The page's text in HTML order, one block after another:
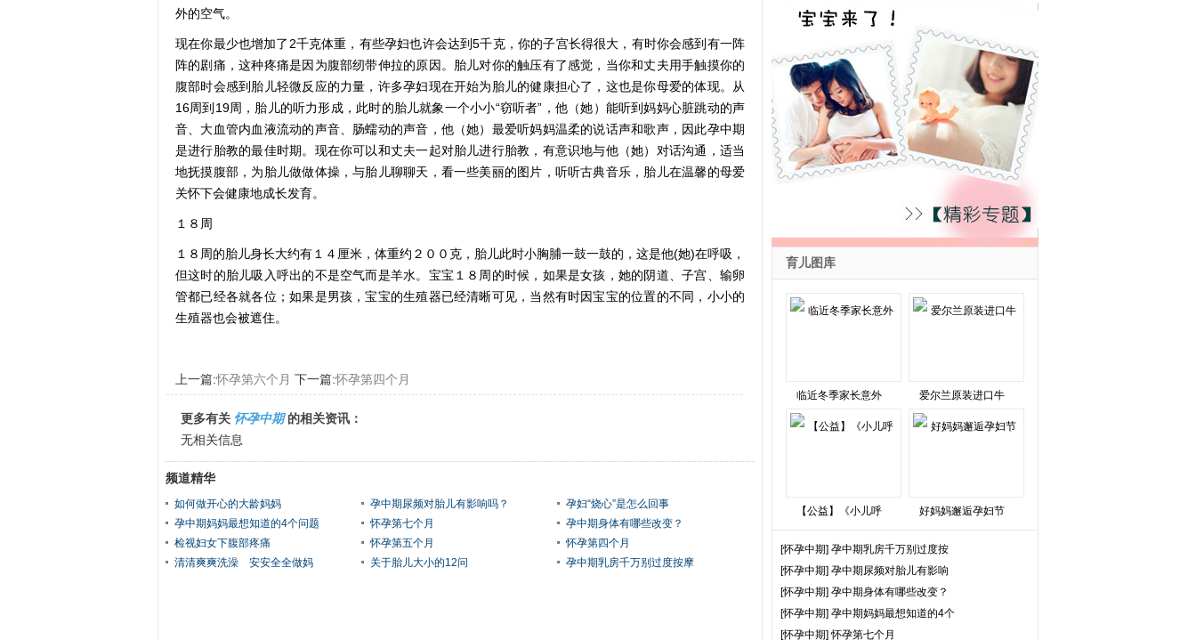
外的空气。
现在你最少也增加了2千克体重，有些孕妇也许会达到5千克，你的子宫长得很大，有时你会感到有一阵
阵的剧痛，这种疼痛是因为腹部纫带伸拉的原因。胎儿对你的触压有了感觉，当你和丈夫用手触摸你的
腹部时会感到胎儿轻微反应的力量，许多孕妇现在开始为胎儿的健康担心了，这也是你母爱的体现。从
16周到19周，胎儿的听力形成，此时的胎儿就象一个小小“窃听者”，他（她）能听到妈妈心脏跳动的声
音、大血管内血液流动的声音、肠蠕动的声音，他（她）最爱听妈妈温柔的说话声和歌声，因此孕中期
是进行胎教的最佳时期。现在你可以和丈夫一起对胎儿进行胎教，有意识地与他（她）对话沟通，适当
地抚摸腹部，为胎儿做做体操，与胎儿聊聊天，看一些美丽的图片，听听古典音乐，胎儿在温馨的母爱
关怀下会健康地成长发育。
１８周
１８周的胎儿身长大约有１４厘米，体重约２００克，胎儿此时小胸脯一鼓一鼓的，这是他(她)在呼吸，
但这时的胎儿吸入呼出的不是空气而是羊水。宝宝１８周的时候，如果是女孩，她的阴道、子宫、输卵
管都已经各就各位；如果是男孩，宝宝的生殖器已经清晰可见，当然有时因宝宝的位置的不同，小小的
生殖器也会被遮住。
上一篇:怀孕第六个月 下一篇:怀孕第四个月
更多有关 怀孕中期 的相关资讯：
无相关信息
频道精华
如何做开心的大龄妈妈 孕中期尿频对胎儿有影响吗？
孕妇“烧心”是怎么回事
孕中期妈妈最想知道的4个问题
怀孕第七个月
孕中期身体有哪些改变？
检视妇女下腹部疼痛
怀孕第五个月
怀孕第四个月
清清爽爽洗澡 安安全全做妈
关于胎儿大小的12问 孕中期乳房千万别过度按摩
育儿图库
临近冬季家长意外 爱尔兰原装进口牛
【公益】《小儿呼 好妈妈邂逅孕妇节
[怀孕中期] 孕中期乳房千万别过度按
[怀孕中期] 孕中期尿频对胎儿有影响
[怀孕中期] 孕中期身体有哪些改变？
[怀孕中期] 孕中期妈妈最想知道的4个
[怀孕中期] 怀孕第七个月